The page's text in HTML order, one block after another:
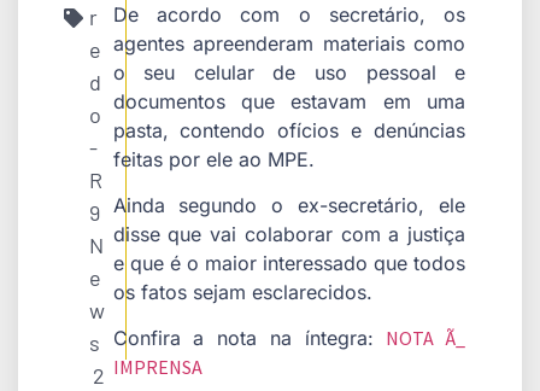
r
e
d
o
-
R
9
N
e
w
s
2
De acordo com o secretário, os
agentes apreenderam materiais como
o seu celular de uso pessoal e
documentos que estavam em uma
pasta, contendo ofícios e denúncias
feitas por ele ao MPE.
Ainda segundo o ex-secretário, ele
disse que vai colaborar com a justiça
e que é o maior interessado que todos
os fatos sejam esclarecidos.
Confira a nota na íntegra: NOTA Ã_
IMPRENSA